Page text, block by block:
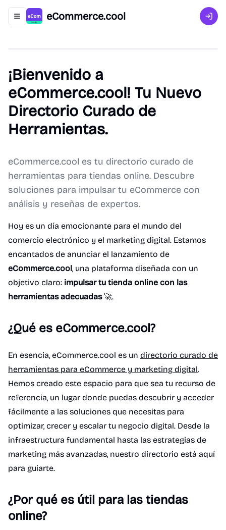
Abrir menú de navegación
eCommerce.cool
¡Bienvenido a
eCommerce.cool! Tu Nuevo
Directorio Curado de
Herramientas.
eCommerce.cool es tu directorio curado de
herramientas para tiendas online. Descubre
soluciones para impulsar tu eCommerce con
análisis y reseñas de expertos.
Hoy es un día emocionante para el mundo del
comercio electrónico y el marketing digital. Estamos
encantados de anunciar el lanzamiento de
eCommerce.cool, una plataforma diseñada con un
objetivo claro: impulsar tu tienda online con las
herramientas adecuadas🚀.
¿Qué es eCommerce.cool?
En esencia, eCommerce.cool es un directorio curado de
herramientas para eCommerce y marketing digital.
Hemos creado este espacio para que sea tu recurso de
referencia, un lugar donde puedas descubrir y acceder
fácilmente a las soluciones que necesitas para
optimizar, crecer y escalar tu negocio digital. Desde la
infraestructura fundamental hasta las estrategias de
marketing más avanzadas, nuestro directorio está aquí
para guiarte.
¿Por qué es útil para las tiendas
online?